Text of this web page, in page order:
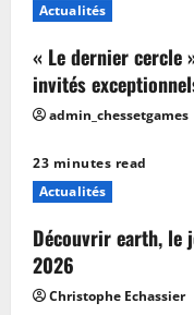
Actualités
« Le dernier cercle
invités
admin_chessetgames
23 minutes read
Actualités
Découvrir earth, le
2026
Christophe Echassier